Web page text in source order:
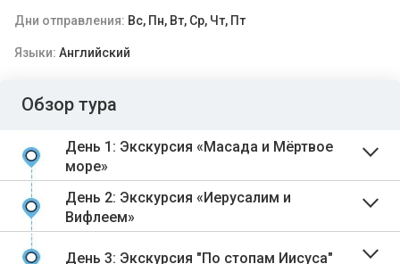
Дни отправления: Вс, Пн, Вт, Ср, Чт, Пт
Языки: Английский
Обзор тура
День 1: Экскурсия «Масада и Мёртвое
море»
День 2: Экскурсия «Иерусалим и
Вифлеем»
День 3: Экскурсия "По стопам Иисуса"